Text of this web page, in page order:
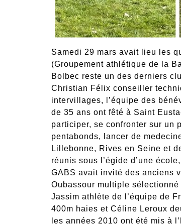
Samedi 29 mars avait lieu les
(Groupement athlétique de la
Bolbec reste un des derniers
Christian Félix conseiller
intervillages, l’équipe des
de 35 ans ont fêté à Saint
participer, se confronter sur un
pentabonds, lancer de
Lillebonne, Rives en Seine et
réunis sous l’égide d’une
GABS avait invité des anciens
Oubassour multiple
Jassim athlète de l’équipe de
400m haies et Céline Leroux
les années 2010 ont été mis à